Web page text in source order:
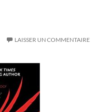
LAISSER UN COMMENTAIRE